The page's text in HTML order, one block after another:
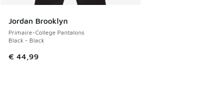
Jordan Brooklyn
Primaire-College Pantalons
Black - Black
€ 44,99